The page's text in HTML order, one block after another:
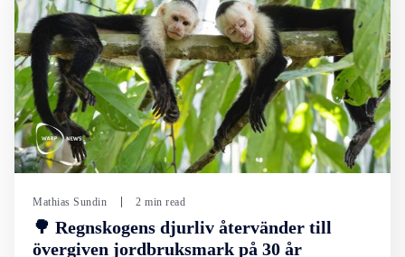
Mathias Sundin 2 min read
🌳 Regnskogens djurliv återvänder till
övergiven jordbruksmark på 30 år